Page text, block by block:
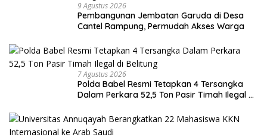
9 Agustus 2026
Pembangunan Jembatan Garuda di Desa
Cantel Rampung, Permudah Akses Warga
7 Agustus 2026
Polda Babel Resmi Tetapkan 4 Tersangka
Dalam Perkara 52,5 Ton Pasir Timah Ilegal di